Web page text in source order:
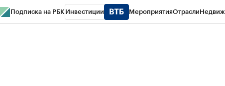
Подписка на РБК Инвестиции МероприятияОтрасли